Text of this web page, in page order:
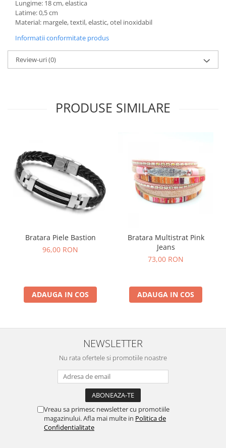
Lungime: 18 cm, elastica
Latime: 0,5 cm
Material: margele, textil, elastic, otel inoxidabil
Informatii conformitate produs
Review-uri(0)
PRODUSE SIMILARE
Bratara Piele Bastion
96,00 RON
ADAUGA IN COS
Bratara Multistrat Pink
Jeans
73,00 RON
ADAUGA IN COS
NEWSLETTER
Nu rata ofertele si promotiile noastre
Vreau sa primesc newsletter cu promotiile
magazinului. Afla mai multe in Politica de
Confidentialitate